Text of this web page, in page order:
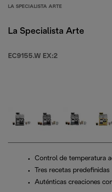
LA SPECIALISTA ARTE
La Specialista Arte
EC9155.W EX:2
Control de temperatura
Tres recetas predefinidas
Auténticas creaciones